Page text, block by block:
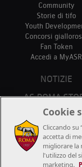
Community
Storie di tifo
Youth
Concorsi
Fan Token
Accedi a MyASR
NOTIZIE
AS ROMA
PUNTI
STADIO
CONTATTACI
Cookie
Cliccando su
accetta di
migliorare la
l'utilizzo del
marketing.